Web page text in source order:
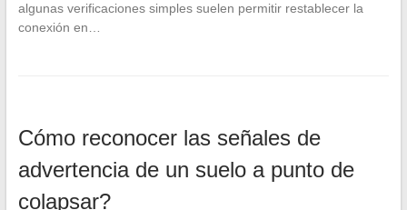
algunas verificaciones simples suelen permitir restablecer la
conexión en…
Cómo reconocer las señales de
advertencia de un suelo a punto de
colapsar?